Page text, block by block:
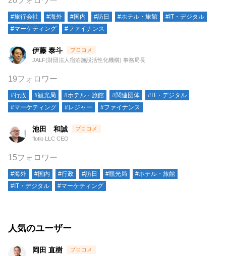
#旅行会社 #海外 #国内 #訪日 #ホテル・旅館
#IT・デジタル
#マーケティング
#ファイナンス
伊藤 泰斗
JALF(財団法人宿泊施設活性化機構) 事務局長
19フォロワー
#行政 #観光局 #ホテル・旅館 #関連団体
#IT・デジタル
#マーケティング
#レジャー #ファイナンス
池田 和誠
flotlo LLC CEO
15フォロワー
#海外 #国内 #行政 #訪日 #観光局
#ホテル・旅館
#IT・デジタル
#マーケティング
人気のユーザー
岡田 直樹